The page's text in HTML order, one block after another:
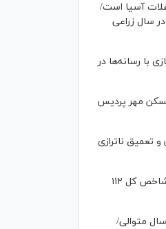
غلات آسیا است/
تولید در سال زراعی
با رسانه‌ها در
مهر پردیس
تعمیق ناترازی
سبزپوشی گسترده بازار بورس؛ شاخص کل ۱۱۲
متوالی/